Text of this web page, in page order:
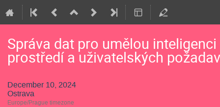
Správa dat pro umělou
prostředí a uživatelských
December 10, 2024
Ostrava
Europe/Prague timezone